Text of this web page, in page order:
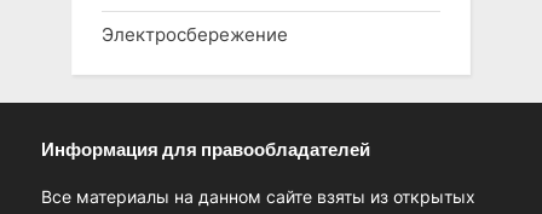
Электросбережение
Информация для правообладателей
Все материалы на данном сайте взяты из открытых